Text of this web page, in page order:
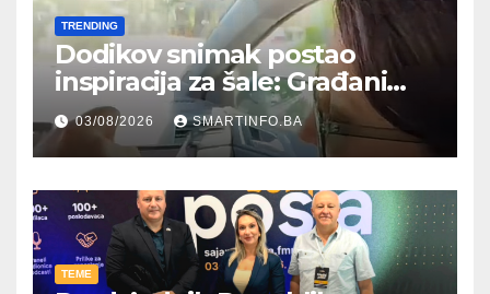
TRENDING
Dodikov snimak postao
inspiracija za šale: Građani
kroz parodiju poslali poruku
03/08/2026 SMARTINFO.BA
TEME